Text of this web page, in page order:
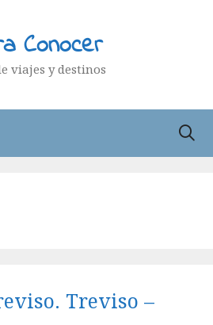
Conocer
viajes y destinos
Treviso –